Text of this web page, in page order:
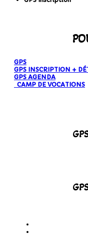
GPS
GPS INSCRIPTION +
GPS AGENDA
CAMP DE VOCATIONS